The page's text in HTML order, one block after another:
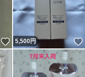
いいね！
5,500円